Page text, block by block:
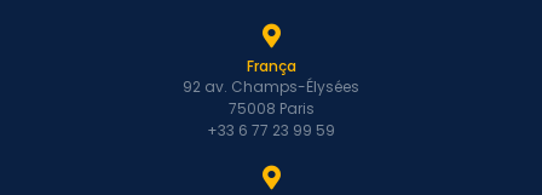
França
92 av. Champs-Élysées
75008 Paris
+33 6 77 23 99 59